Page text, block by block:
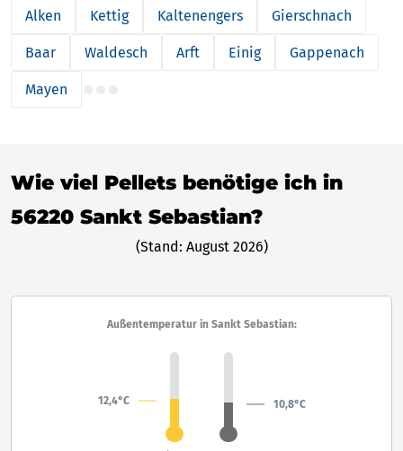
Alken Kettig Kaltenengers Gierschnach
Baar Waldesch Arft Einig Gappenach
Mayen
Wie viel Pellets benötige ich in
56220 Sankt Sebastian?
(Stand: August 2026)
Außentemperatur in Sankt Sebastian:
12,4°C 10,8°C